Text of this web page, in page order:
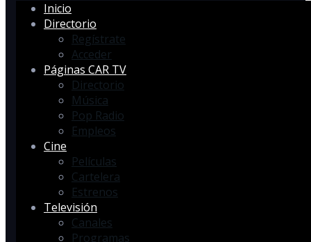
Inicio
Directorio
Regístrate
Acceder
Páginas CAR TV
Directorio
Música
Pop Radio
Empleos
Cine
Películas
Cartelera
Estrenos
Televisión
Canales
Programas